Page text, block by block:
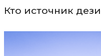
Кто источник